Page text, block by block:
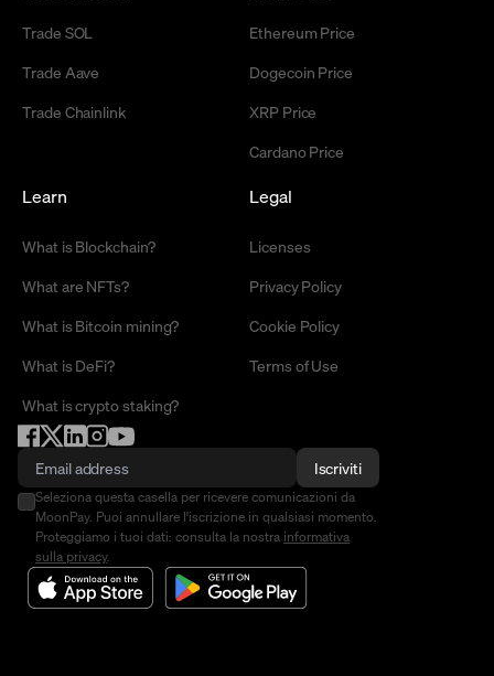
Trade SOL
Trade Aave
Trade Chainlink
Ethereum Price
Dogecoin Price
XRP Price
Cardano Price
Learn
What is Blockchain?
What are NFTs?
What is Bitcoin mining?
What is DeFi?
What is crypto staking?
Legal
Licenses
Privacy Policy
Cookie Policy
Terms of Use
Iscriviti
Seleziona questa casella per ricevere comunicazioni da
MoonPay. Puoi annullare l'iscrizione in qualsiasi momento.
Proteggiamo i tuoi dati: consulta la nostra informativa
sulla privacy.